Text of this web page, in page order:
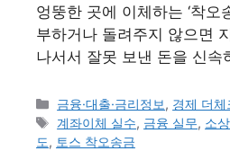
엉뚱한 곳에 이체하는 ‘착
부하거나 돌려주지 않으면
나서서 잘못 보낸 돈을 신
카
테
고
금융·대출·금리정보, 경제 더체
태
그
계좌이체 실수, 금융 실무, 소
도, 토스 착오송금